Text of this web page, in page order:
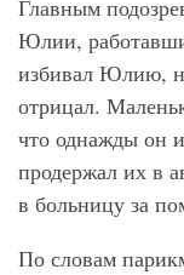
Главным
Юлии,
избивал Юлию,
отрицал.
что однажды он
продержал их в
в больницу за
По словам